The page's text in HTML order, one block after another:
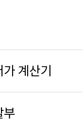
계산기
부